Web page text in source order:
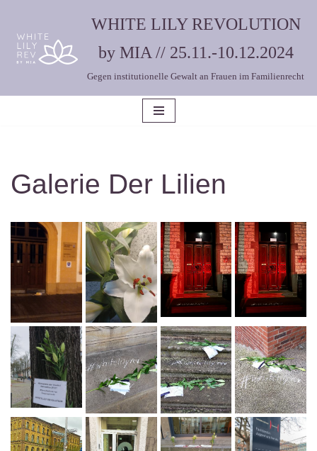
Zum
Inhalt
WHITE LILY REVOLUTION
by MIA // 25.11.-10.12.2024
Gegen institutionelle Gewalt an Frauen im Familienrecht
Galerie Der Lilien